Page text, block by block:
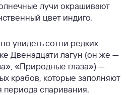
лучи окрашивают
цвет индиго.
увидеть сотни редких
Двенадцати лагун (он же —
«Природные глаза») —
крабов, которые заполняют
спаривания.